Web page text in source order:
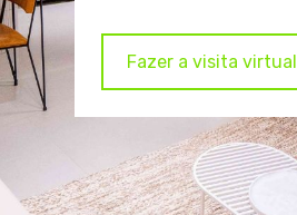
Fazer a visita virtual